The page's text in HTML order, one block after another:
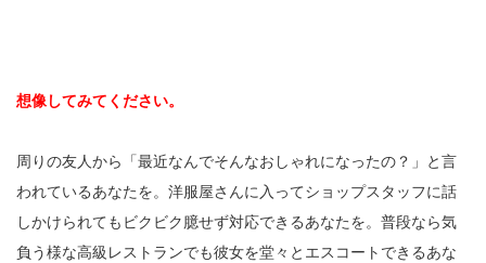
想像してみてください。
周りの友人から「最近なんでそんなおしゃれになったの？」と言
われているあなたを。洋服屋さんに入ってショップスタッフに話
しかけられてもビクビク臆せず対応できるあなたを。普段なら気
負う様な高級レストランでも彼女を堂々とエスコートできるあな